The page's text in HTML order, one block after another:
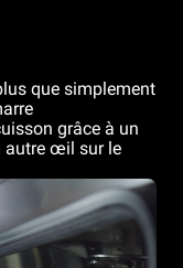
que simplement
grâce à un
autre œil sur le